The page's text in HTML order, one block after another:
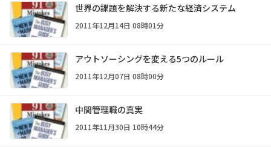
世界の課題を解決する新たな経済システム
2011年12月14日 08時01分
アウトソーシングを変える5つのルール
2011年12月07日 08時00分
中間管理職の真実
2011年11月30日 10時44分